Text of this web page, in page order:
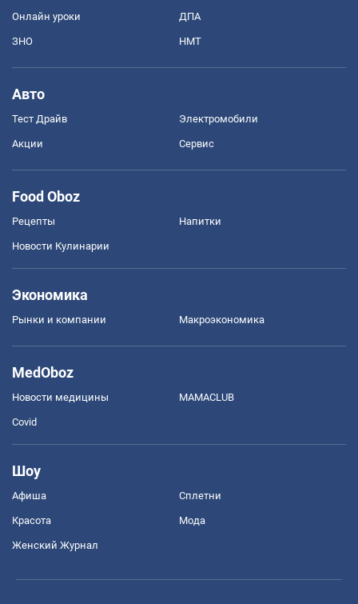
Онлайн уроки ДПА
ЗНО НМТ
Авто
Тест Драйв Электромобили
Акции Сервис
Food Oboz
Рецепты Напитки
Новости Кулинарии
Экономика
Рынки и компании Mакроэкономика
MedOboz
Новости медицины MAMACLUB
Covid
Шоу
Афиша Сплетни
Красота Мода
Женский Журнал